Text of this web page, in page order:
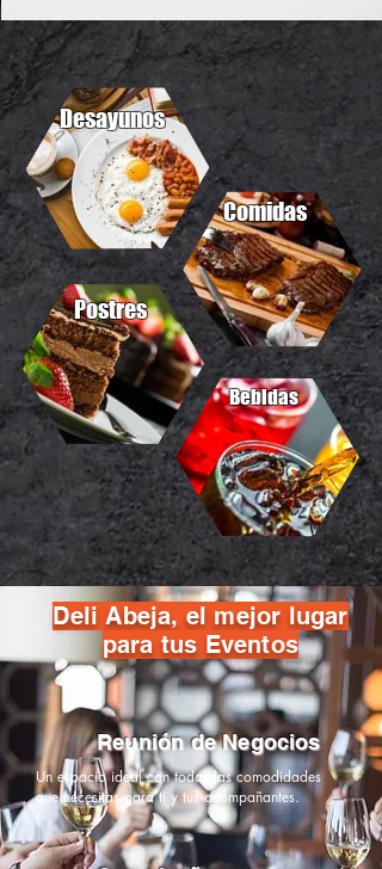
Desayunos
Comidas
Postres
Bebidas
Deli Abeja, el mejor lugar
para tus Eventos
Reuniónde Negocios
Un espacio ideal con todas las comodidades
que necesitas para ti y tus acompañantes.